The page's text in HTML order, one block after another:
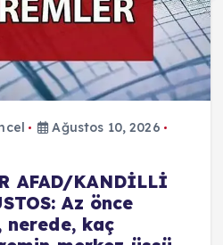
Ağustos 10, 2026
AFAD/KANDİLLİ
Az önce
nerede, kaç